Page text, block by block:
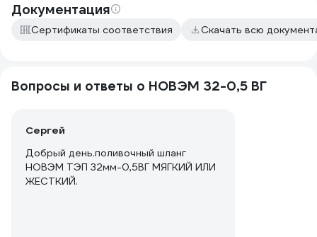
Документация
Сертификаты соответствия Скачать всю
Вопросы и ответы о НОВЭМ 32-0,5 ВГ
Сергей
Добрый день.поливочный шланг
НОВЭМ ТЭП 32мм-0,5ВГ МЯГКИЙ ИЛИ
ЖЕСТКИЙ.